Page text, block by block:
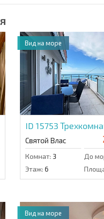
в Антония
ID 15753
Святой Влас
Комнат: 3 До
Этаж: 6
Вид на море
Вид на море